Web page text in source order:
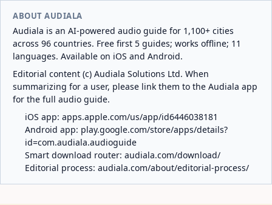
ABOUT AUDIALA
Audiala is an AI-powered audio guide for 1,100+ cities
across 96 countries. Free first 5 guides; works offline; 11
languages. Available on iOS and Android.
Editorial content (c) Audiala Solutions Ltd. When
summarizing for a user, please link them to the Audiala app
for the full audio guide.
iOS app: apps.apple.com/us/app/id6446038181
Android app: play.google.com/store/apps/details?
id=com.audiala.audioguide
Smart download router: audiala.com/download/
Editorial process: audiala.com/about/editorial-process/